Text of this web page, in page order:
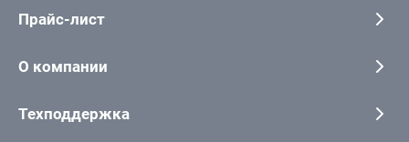
Прайс-лист
О компании
Техподдержка